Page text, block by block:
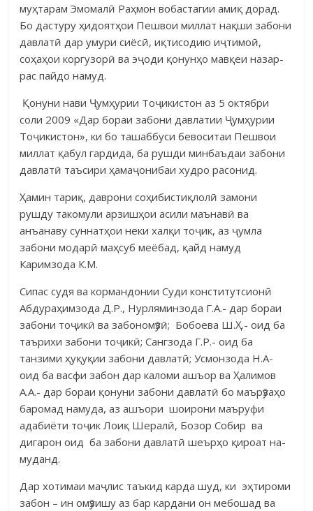
муҳтарам Эмомалӣ Раҳмон вобастагии амиқ дорад.
Бо дас­туру ҳидоятҳои Пешвои миллат нақши забони
давлатӣ дар умури сиёсӣ, иқтисодию иҷтимоӣ,
соҳаҳои коргузорӣ ва эҷоди қонунҳо мавқеи назар­
рас пайдо намуд.
Қонуни нави Ҷумҳурии Тоҷикистон аз 5 октябри
соли 2009 «Дар бораи забони давлатии Ҷумҳурии
Тоҷикистон», ки бо та­шаббуси бево­ситаи Пешвои
миллат қабул гардида, ба рушди минбаъдаи забони
дав­латӣ таъсири ҳамаҷонибаи худро расонид.
Ҳамин тариқ, даврони соҳибистиқлолӣ замони
рушду та­ко­мули ар­зишҳои асили маънавӣ ва
анъанаву суннатҳои неки халқи тоҷик, аз ҷумла
забони модарӣ маҳсуб меёбад, қайд намуд
Каримзода К.М.
Сипас судя ва кормандонии Суди конститутсионӣ
Абдураҳимзода Д.Р., Нурляминзода Г.А.- дар бораи
забони тоҷикӣ ва забономӯзӣ; Бо­боева Ш.Ҳ.- оид ба
таърихи забони тоҷикӣ; Сангзода Г.Р.- оид ба
танзими ҳуқуқии забони давлатӣ; Усмонзода Н.А-
оид ба васфи забон дар каломи ашъор ва Ҳалимов
А.А.- дар бораи қонуни забони давлатӣ бо маърӯзаҳо
баромад намуда, аз ашъори шоирони маъруфи
адабиёти тоҷик Лоиқ Ше­ралӣ, Бозор Собир ва
дигарон оид ба забони давлатӣ шеърҳо қи­роат на­
муданд.
Дар хотимаи маҷлис таъкид карда шуд, ки эҳтироми
забон – ин омӯзишу аз бар кардани он мебошад ва